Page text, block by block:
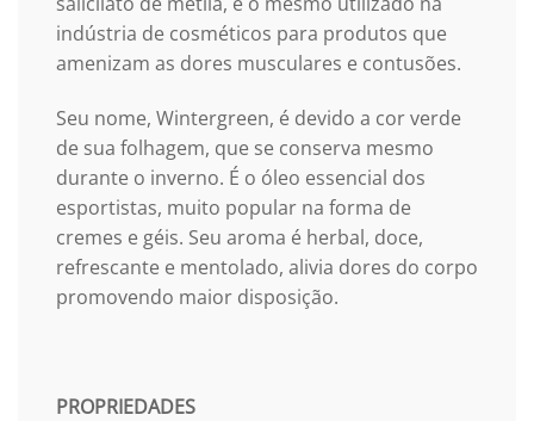
indústria de cosméticos para produtos que
amenizam as dores musculares e contusões.
Seu nome, Wintergreen, é devido a cor verde
de sua folhagem, que se conserva mesmo
durante o inverno. É o óleo essencial dos
esportistas, muito popular na forma de
cremes e géis. Seu aroma é herbal, doce,
refrescante e mentolado, alivia dores do corpo
promovendo maior disposição.
PROPRIEDADES